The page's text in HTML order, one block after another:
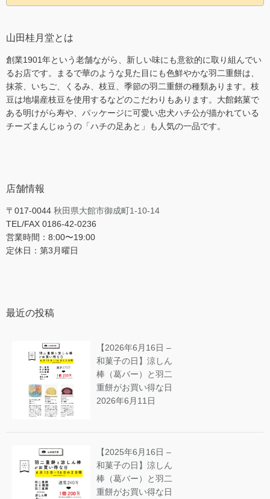
山田桂月堂とは
創業1901年という老舗ながら、新しい味にも意欲的に取り組んでい
るお店です。まるで華のような見た目にも色鮮やかな羽二重餅は、
抹茶、いちご、くるみ、枝豆、季節の羽二重餅の種類あります。枝
豆は地場産枝豆を使用するなどのこだわりもあります。大館銘菓で
ある明けがら寿や、パッケージに可愛い忠犬ハチ公が描かれている
チーズまんじゅうの「ハチの足あと」も人気の一品です。
店舗情報
〒017-0044 秋田県大館市御成町1-10-14
TEL/FAX 0186-42-0236
営業時間：8:00〜19:00
定休日：第3月曜日
最近の投稿
【2026年6月16日 –
和菓子の日】涼しん
棒（葛バー）と羽二
重餅がお買い得な日
2026年6月11日
【2025年6月16日 –
和菓子の日】涼しん
棒（葛バー）と羽二
重餅がお買い得な日